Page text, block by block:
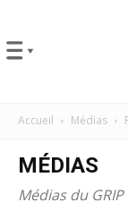
Accueil Médias
MÉDIAS
Médias du GRIP